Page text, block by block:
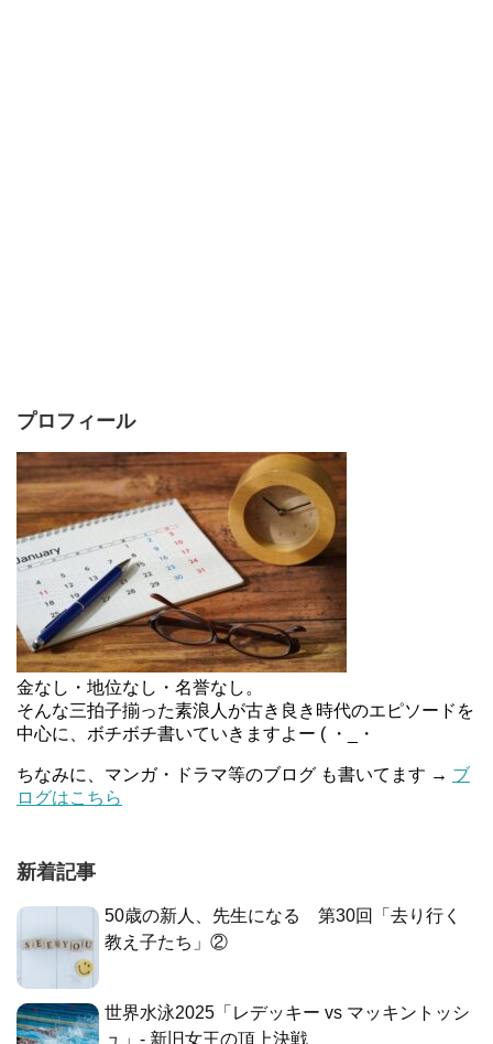
プロフィール
金なし・地位なし・名誉なし。
そんな三拍子揃った素浪人が古き良き時代のエピソードを
中心に、ボチボチ書いていきますよー ( ・_・
ちなみに、マンガ・ドラマ等のブログ も書いてます → ブ
ログはこちら
新着記事
50歳の新人、先生になる 第30回「去り行く
教え子たち」②
世界水泳2025「レデッキー vs マッキントッシ
ュ」- 新旧女王の頂上決戦